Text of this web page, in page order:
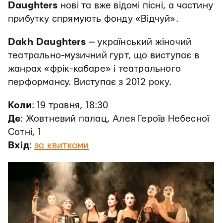
Daughters нові та вже відомі пісні, а частину
прибутку спрямують фонду «Відчуй».
Dakh Daughters — український жіночий
театрально-музичний гурт, що виступає в
жанрах «фрік-кабаре» і театрального
перформансу. Виступає з 2012 року.
Коли: 19 травня, 18:30
Де: Жовтневий палац, Алея Героїв Небесної
Сотні, 1
Вхід: за квитками